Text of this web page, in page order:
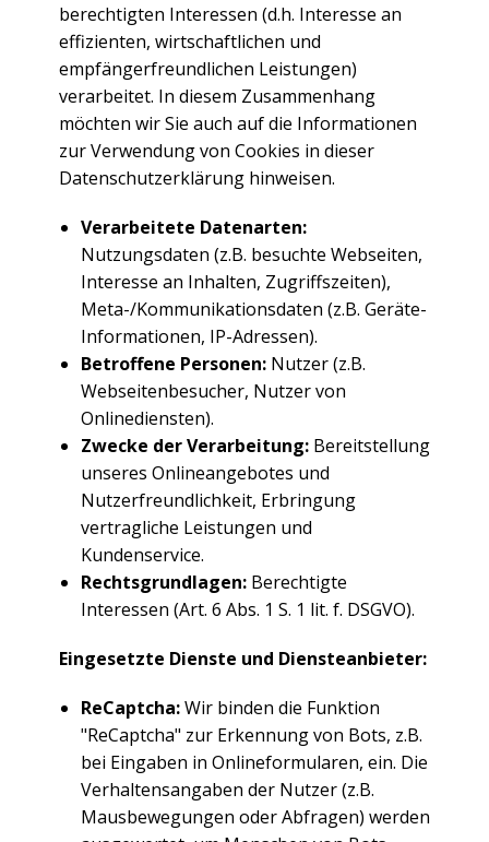
berechtigten Interessen (d.h. Interesse an
effizienten, wirtschaftlichen und
empfängerfreundlichen Leistungen)
verarbeitet. In diesem Zusammenhang
möchten wir Sie auch auf die Informationen
zur Verwendung von Cookies in dieser
Datenschutzerklärung hinweisen.
Verarbeitete Datenarten:
Nutzungsdaten (z.B. besuchte Webseiten,
Interesse an Inhalten, Zugriffszeiten),
Meta-/Kommunikationsdaten (z.B. Geräte-
Informationen, IP-Adressen).
Betroffene Personen: Nutzer (z.B.
Webseitenbesucher, Nutzer von
Onlinediensten).
Zwecke der Verarbeitung: Bereitstellung
unseres Onlineangebotes und
Nutzerfreundlichkeit, Erbringung
vertragliche Leistungen und
Kundenservice.
Rechtsgrundlagen: Berechtigte
Interessen (Art. 6 Abs. 1 S. 1 lit. f. DSGVO).
Eingesetzte Dienste und Diensteanbieter:
ReCaptcha:Wir binden die Funktion
"ReCaptcha" zur Erkennung von Bots, z.B.
bei Eingaben in Onlineformularen, ein. Die
Verhaltensangaben der Nutzer (z.B.
Mausbewegungen oder Abfragen) werden